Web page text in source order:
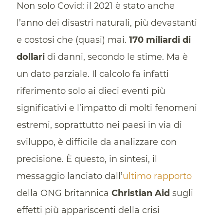
Non solo Covid: il 2021 è stato anche
l’anno dei disastri naturali, più devastanti
e costosi che (quasi) mai. 170 miliardi di
dollaridi danni, secondo le stime. Ma è
un dato parziale. Il calcolo fa infatti
riferimento solo ai dieci eventi più
significativi e l’impatto di molti fenomeni
estremi, soprattutto nei paesi in via di
sviluppo, è difficile da analizzare con
precisione. È questo, in sintesi, il
messaggio lanciato dall’ultimo rapporto
della ONG britannica Christian Aid sugli
effetti più appariscenti della crisi